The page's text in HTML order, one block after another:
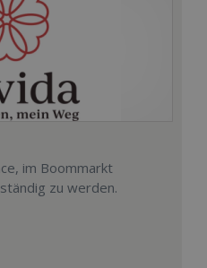
im Boommarkt
zu werden.